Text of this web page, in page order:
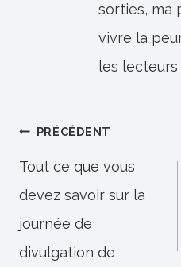
sorties, ma
vivre la
les lecteurs
Navigation
de
l’article
PRÉCÉDENT
Tout ce que vous
devez savoir sur la
journée de
divulgation de